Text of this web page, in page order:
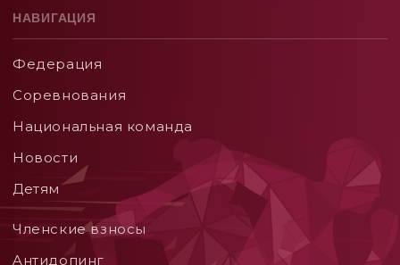
НАВИГАЦИЯ
Федерация
Соревнования
Национальная команда
Новости
Детям
Членские взносы
Aнтидопинг